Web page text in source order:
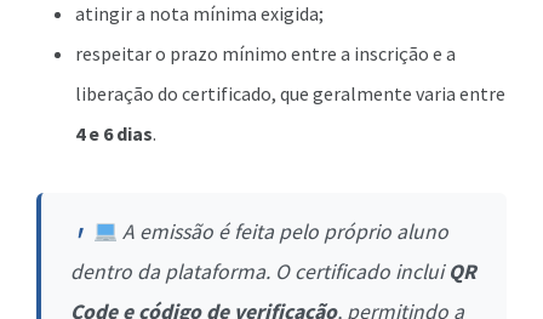
atingir a nota mínima exigida;
respeitar o prazo mínimo entre a inscrição e a
liberação do certificado, que geralmente varia entre
4 e 6 dias.
A emissão é feita pelo próprio aluno
dentro da plataforma. O certificado incluiQR
Code e código de verificação, permitindo a